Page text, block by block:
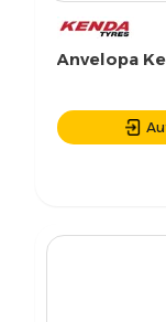
Anvelopa